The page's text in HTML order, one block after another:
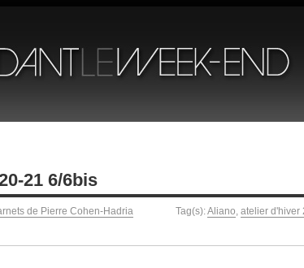
21 6/6bis
de Pierre Cohen-Hadria Tag(s):Aliano, atelier d'hiver